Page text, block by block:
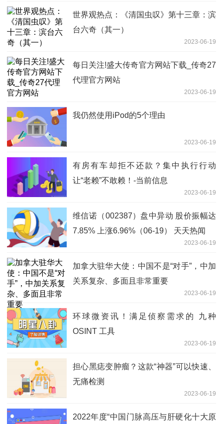
世界观热点：《清国虫叹》第十三章：滨
台六奇（其一）
2023-06-19
每日关注!盛大传奇官方网站下载_传奇27
代理官方网站
2023-06-19
我仍然使用iPod的5个理由
2023-06-19
有房有车却拒不还款？集中执行行动
让“老赖”不敢赖！-当前信息
2023-06-19
维信诺（002387）盘中异动 股价振幅达
7.85% 上涨6.96%（06-19） 天天热闻
2023-06-19
加拿大驻华大使：中国不是“对手”，中加
关系复杂、多面且非常重要
2023-06-19
环球微资讯！满足侦察需求的 九种
OSINT 工具
2023-06-19
担心黑痣变肿瘤？这款“神器”可以快速、
无痛检测
2023-06-19
2022年度“中国门脉高压与肝硬化十大原